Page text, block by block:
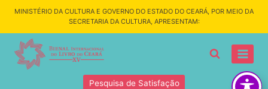
MINISTÉRIO DA CULTURA E GOVERNO DO ESTADO DO CEARÁ, POR MEIO DA
SECRETARIA DA CULTURA, APRESENTAM:
Pesquisa de Satisfação